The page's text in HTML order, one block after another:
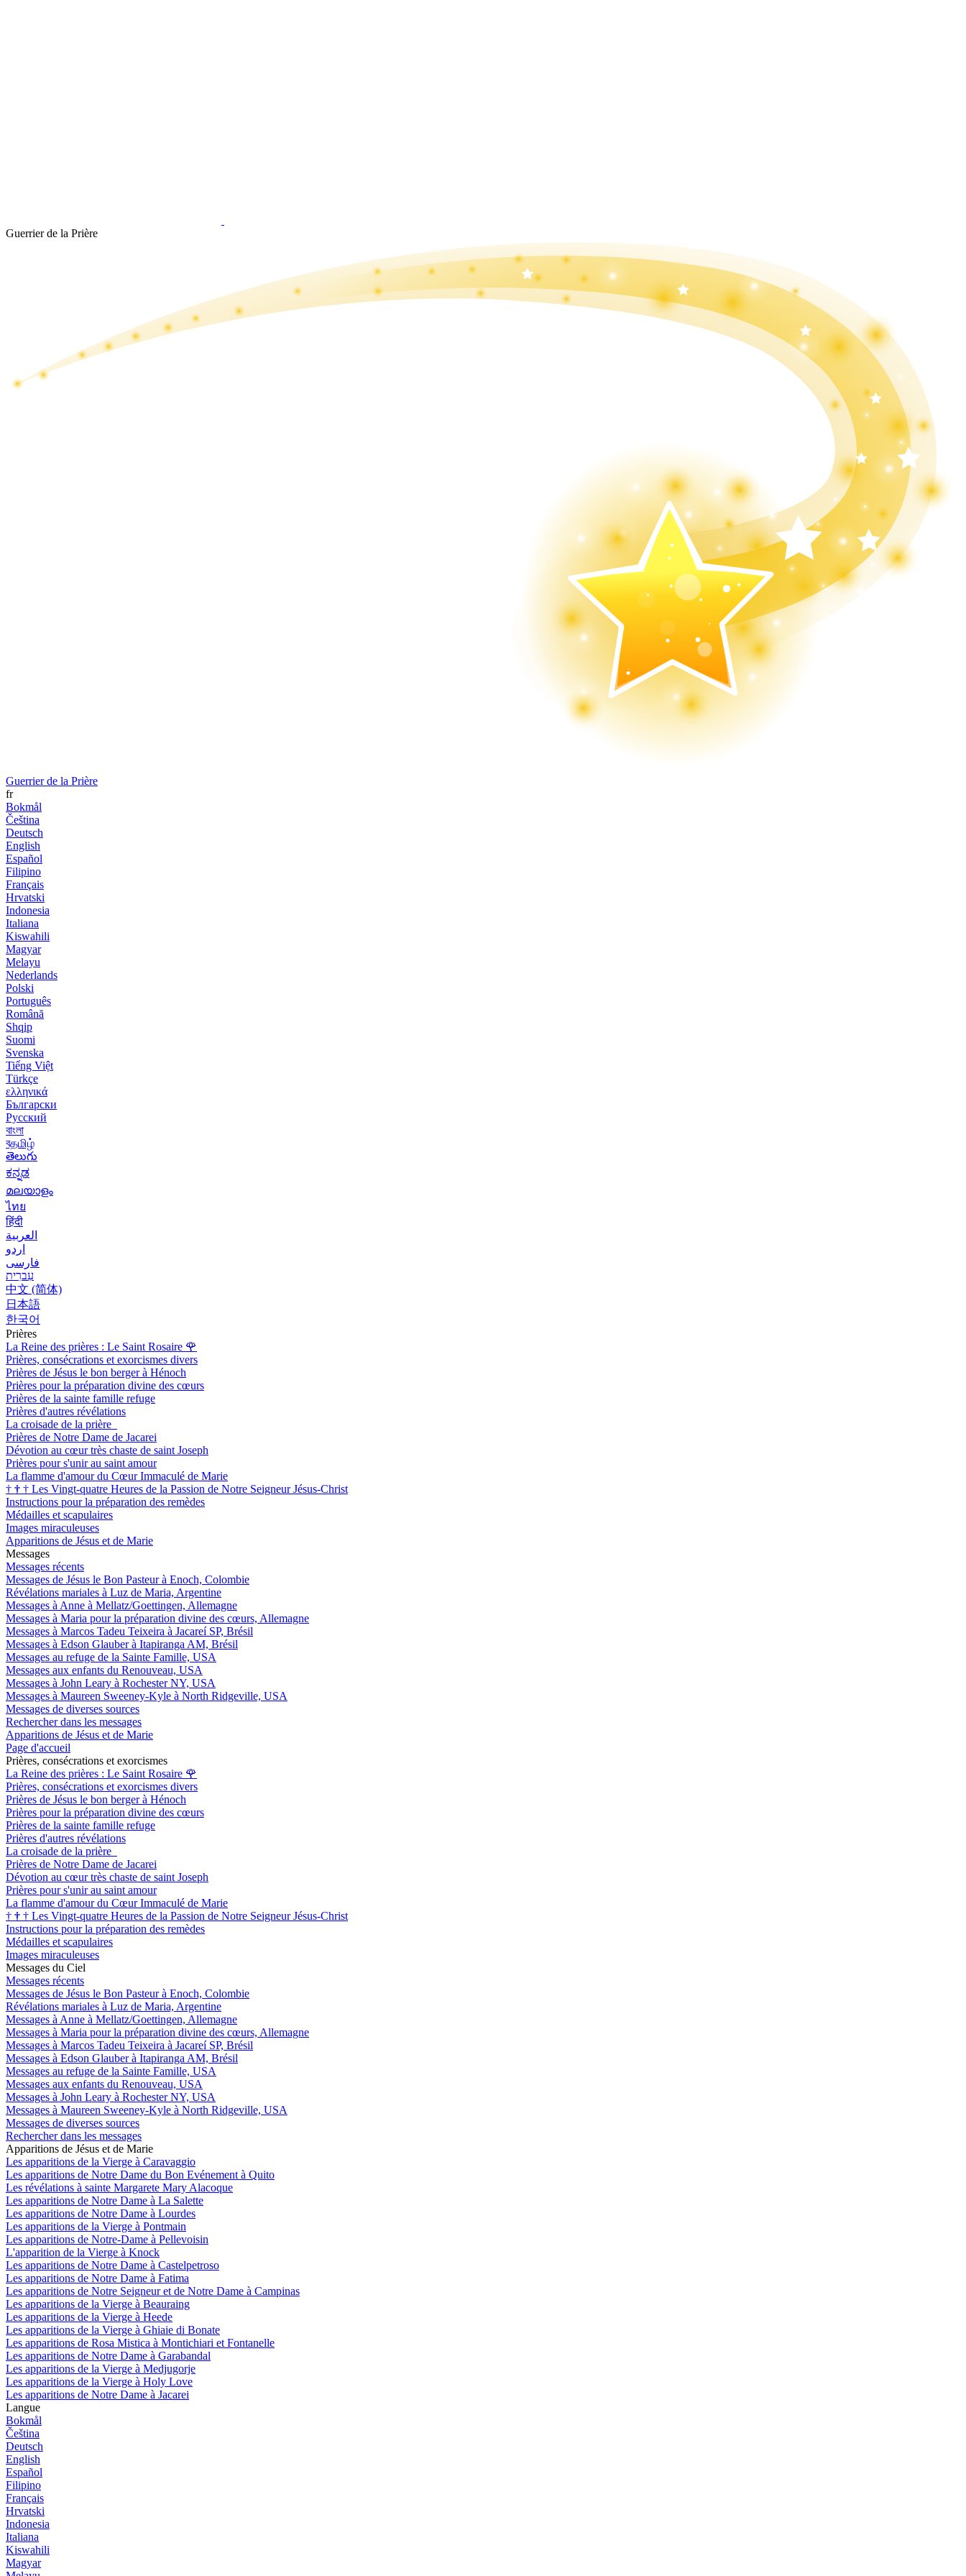
Guerrier de la Prière
Guerrier de la Prière
fr
Bokmål
Čeština
Deutsch
English
Español
Filipino
Français
Hrvatski
Indonesia
Italiana
Kiswahili
Magyar
Melayu
Nederlands
Polski
Português
Română
Shqip
Suomi
Svenska
Tiếng Việt
Türkçe
ελληνικά
Български
Русский
বাংলা
বதமிழ்
తెలుగు
ಕನ್ನಡ
മലയാളം
ไทย
हिंदी
العربية
اردو
فارسی
עִברִית
中文 (简体)
日本語
한국어
Prières
La Reine des prières : Le Saint Rosaire 🌹
Prières, consécrations et exorcismes divers
Prières de Jésus le bon berger à Hénoch
Prières pour la préparation divine des cœurs
Prières de la sainte famille refuge
Prières d'autres révélations
La croisade de la prière
Prières de Notre Dame de Jacarei
Dévotion au cœur très chaste de saint Joseph
Prières pour s'unir au saint amour
La flamme d'amour du Cœur Immaculé de Marie
† † † Les Vingt-quatre Heures de la Passion de Notre Seigneur Jésus-Christ
Instructions pour la préparation des remèdes
Médailles et scapulaires
Images miraculeuses
Apparitions de Jésus et de Marie
Messages
Messages récents
Messages de Jésus le Bon Pasteur à Enoch, Colombie
Révélations mariales à Luz de Maria, Argentine
Messages à Anne à Mellatz/Goettingen, Allemagne
Messages à Maria pour la préparation divine des cœurs, Allemagne
Messages à Marcos Tadeu Teixeira à Jacareí SP, Brésil
Messages à Edson Glauber à Itapiranga AM, Brésil
Messages au refuge de la Sainte Famille, USA
Messages aux enfants du Renouveau, USA
Messages à John Leary à Rochester NY, USA
Messages à Maureen Sweeney-Kyle à North Ridgeville, USA
Messages de diverses sources
Rechercher dans les messages
Apparitions de Jésus et de Marie
Page d'accueil
Prières, consécrations et exorcismes
La Reine des prières : Le Saint Rosaire 🌹
Prières, consécrations et exorcismes divers
Prières de Jésus le bon berger à Hénoch
Prières pour la préparation divine des cœurs
Prières de la sainte famille refuge
Prières d'autres révélations
La croisade de la prière
Prières de Notre Dame de Jacarei
Dévotion au cœur très chaste de saint Joseph
Prières pour s'unir au saint amour
La flamme d'amour du Cœur Immaculé de Marie
† † † Les Vingt-quatre Heures de la Passion de Notre Seigneur Jésus-Christ
Instructions pour la préparation des remèdes
Médailles et scapulaires
Images miraculeuses
Messages du Ciel
Messages récents
Messages de Jésus le Bon Pasteur à Enoch, Colombie
Révélations mariales à Luz de Maria, Argentine
Messages à Anne à Mellatz/Goettingen, Allemagne
Messages à Maria pour la préparation divine des cœurs, Allemagne
Messages à Marcos Tadeu Teixeira à Jacareí SP, Brésil
Messages à Edson Glauber à Itapiranga AM, Brésil
Messages au refuge de la Sainte Famille, USA
Messages aux enfants du Renouveau, USA
Messages à John Leary à Rochester NY, USA
Messages à Maureen Sweeney-Kyle à North Ridgeville, USA
Messages de diverses sources
Rechercher dans les messages
Apparitions de Jésus et de Marie
Les apparitions de la Vierge à Caravaggio
Les apparitions de Notre Dame du Bon Evénement à Quito
Les révélations à sainte Margarete Mary Alacoque
Les apparitions de Notre Dame à La Salette
Les apparitions de Notre Dame à Lourdes
Les apparitions de la Vierge à Pontmain
Les apparitions de Notre-Dame à Pellevoisin
L'apparition de la Vierge à Knock
Les apparitions de Notre Dame à Castelpetroso
Les apparitions de Notre Dame à Fatima
Les apparitions de Notre Seigneur et de Notre Dame à Campinas
Les apparitions de la Vierge à Beauraing
Les apparitions de la Vierge à Heede
Les apparitions de la Vierge à Ghiaie di Bonate
Les apparitions de Rosa Mistica à Montichiari et Fontanelle
Les apparitions de Notre Dame à Garabandal
Les apparitions de la Vierge à Medjugorje
Les apparitions de la Vierge à Holy Love
Les apparitions de Notre Dame à Jacarei
Langue
Bokmål
Čeština
Deutsch
English
Español
Filipino
Français
Hrvatski
Indonesia
Italiana
Kiswahili
Magyar